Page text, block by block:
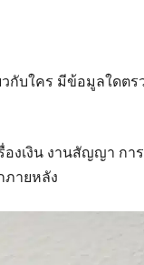
กับใคร มีข้อมูลใดตร
งเงิน งานสัญญา กา
ายหลัง